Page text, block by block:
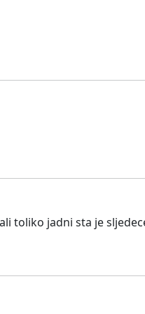
jadni sta je